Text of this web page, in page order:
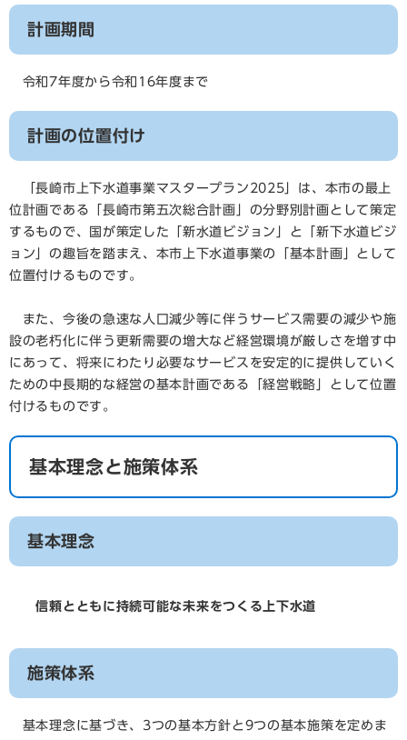
計画期間
令和7年度から令和16年度まで
計画の位置付け
「長崎市上下水道事業マスタープラン2025」は、本市の最上
位計画である「長崎市第五次総合計画」の分野別計画として策定
するもので、国が策定した「新水道ビジョン」と「新下水道ビジ
ョン」の趣旨を踏まえ、本市上下水道事業の「基本計画」として
位置付けるものです。
また、今後の急速な人口減少等に伴うサービス需要の減少や施
設の老朽化に伴う更新需要の増大など経営環境が厳しさを増す中
にあって、将来にわたり必要なサービスを安定的に提供していく
ための中長期的な経営の基本計画である「経営戦略」として位置
付けるものです。
基本理念と施策体系
基本理念
信頼とともに持続可能な未来をつくる上下水道
施策体系
基本理念に基づき、3つの基本方針と9つの基本施策を定めま